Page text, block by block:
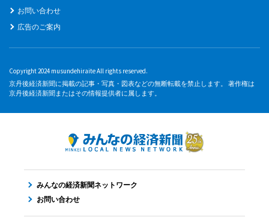
お問い合わせ
広告のご案内
Copyright 2024 musundehiraite All rights reserved.
京丹後経済新聞に掲載の記事・写真・図表などの無断転載を禁止します。 著作権は
京丹後経済新聞またはその情報提供者に属します。
みんなの経済新聞ネットワーク
お問い合わせ